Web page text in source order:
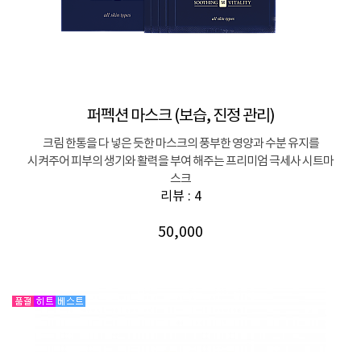
퍼펙션 마스크 (보습, 진정 관리)
크림 한통을 다 넣은 듯한 마스크의 풍부한 영양과 수분 유지를
시켜주어 피부의 생기와 활력을 부여 해주는 프리미엄 극세사 시트마
스크
리뷰 : 4
50,000